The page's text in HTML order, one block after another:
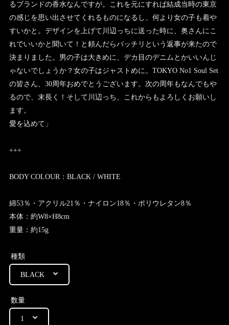
るブランドの香水なんですが。これを元にすれば結成当時の東京
の感じを思い出させてくれるものになるし、何より女の子も着や
すいかと。デザインを上げて川辺っちに送った時に、奥さんにこ
れでいいかと聞いて！と頼んだらバッチリという返事が来たので
決まりました。男の子は大きめに、デカ目のデニムとかいいんじ
ゃないでしょうか？女の子はジャストめに。TOKYO No1 Soul Set
の皆さん、30周年おめでとうございます。次の周年もなんでもや
るので、末長く！そして川辺っち、これからもよろしくお願いし
ます。
愛を込めて」
+++
BODY COLOUR：BLACK / WHITE
綿53％・アクリル21％・ナイロン18％・ポリウレタン8％
本体：約W8×H8cm
重量：約15g
種類
数量